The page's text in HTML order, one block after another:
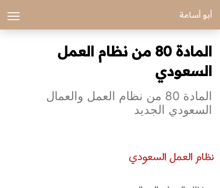
أبو أسامة
المادة 80 من نظام العمل
السعودي
المادة 80 من نظام العمل والعمال
السعودي الجديد